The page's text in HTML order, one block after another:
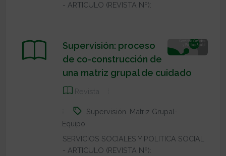
- ARTICULO (REVISTA Nº):
Supervisión: proceso
de co-construcción de
una matriz grupal de cuidado
Revista
Supervisión. Matriz Grupal-
Equipo
SERVICIOS SOCIALES Y POLITICA SOCIAL
- ARTICULO (REVISTA Nº):